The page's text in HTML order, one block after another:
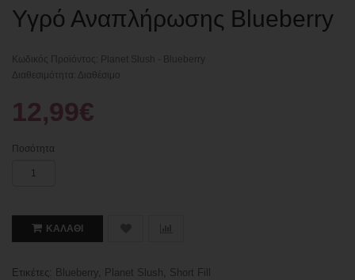
Υγρό Αναπλήρωσης Blueberry
Κωδικός Προϊόντος: Planet Slush - Blueberry
Διαθεσιμότητα: Διαθέσιμο
12,99€
Ποσότητα
ΚΑΛΆΘΙ
Ετικέτες: Blueberry, Planet Slush, Short Fill